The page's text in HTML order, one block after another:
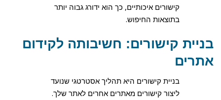
קישורים איכותיים, כך הוא ידורג גבוה יותר
בתוצאות החיפוש.
בניית קישורים: חשיבותה לקידום
אתרים
בניית קישורים היא תהליך אסטרטגי שנועד
ליצור קישורים מאתרים אחרים לאתר שלך.